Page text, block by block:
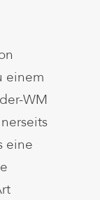
einem
WM
eine